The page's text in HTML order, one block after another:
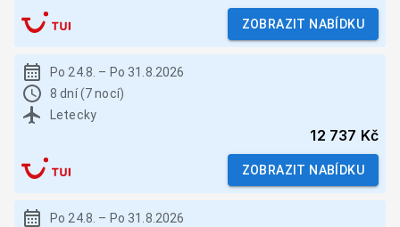
ZOBRAZIT NABÍDKU
Po 24.8. – Po 31.8.2026
8 dní (7 nocí)
Letecky
12 737 Kč
ZOBRAZIT NABÍDKU
Po 24.8. – Po 31.8.2026